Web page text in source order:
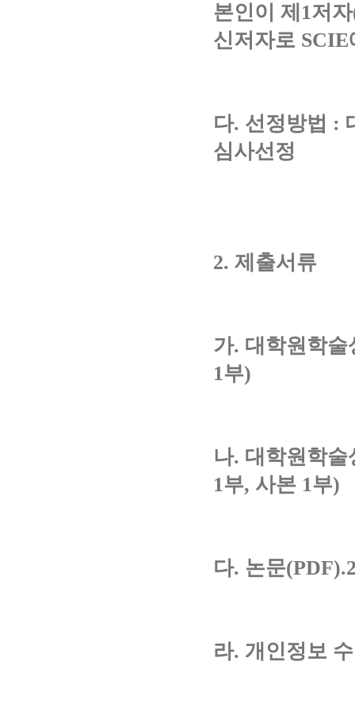
본인이 제1저
신저자로
다. 선정방법 :
심사선정
2. 제출서류
가. 대학원학술
1부)
나. 대학원학
1부, 사본 1부)
다. 논문
라. 개인정보